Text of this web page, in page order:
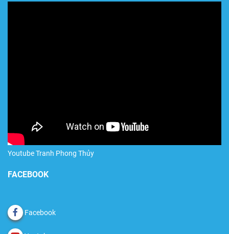
Youtube Tranh Phong Thủy
FACEBOOK
Facebook